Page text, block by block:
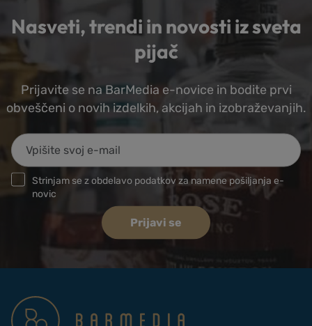
Nasveti, trendi in novosti iz sveta
pijač
Prijavite se na BarMedia e-novice in bodite prvi
obveščeni o novih izdelkih, akcijah in izobraževanjih.
Strinjam se z obdelavo podatkov za namene pošiljanja e-
novic
Prijavi se